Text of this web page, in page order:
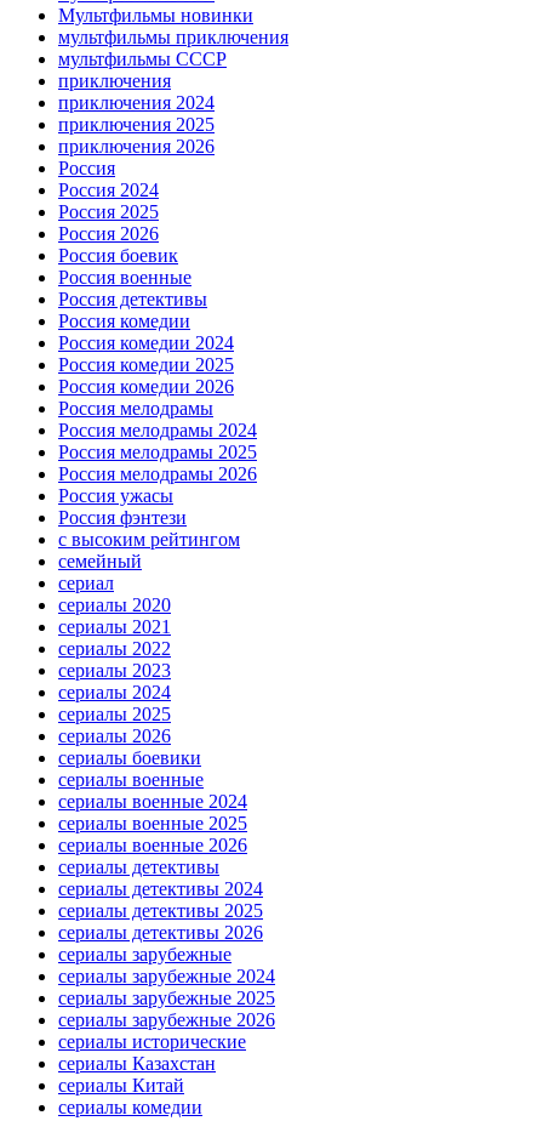
Мультфильмы новинки
мультфильмы приключения
мультфильмы СССР
приключения
приключения 2024
приключения 2025
приключения 2026
Россия
Россия 2024
Россия 2025
Россия 2026
Россия боевик
Россия военные
Россия детективы
Россия комедии
Россия комедии 2024
Россия комедии 2025
Россия комедии 2026
Россия мелодрамы
Россия мелодрамы 2024
Россия мелодрамы 2025
Россия мелодрамы 2026
Россия ужасы
Россия фэнтези
с высоким рейтингом
семейный
сериал
сериалы 2020
сериалы 2021
сериалы 2022
сериалы 2023
сериалы 2024
сериалы 2025
сериалы 2026
сериалы боевики
сериалы военные
сериалы военные 2024
сериалы военные 2025
сериалы военные 2026
сериалы детективы
сериалы детективы 2024
сериалы детективы 2025
сериалы детективы 2026
сериалы зарубежные
сериалы зарубежные 2024
сериалы зарубежные 2025
сериалы зарубежные 2026
сериалы исторические
сериалы Казахстан
сериалы Китай
сериалы комедии